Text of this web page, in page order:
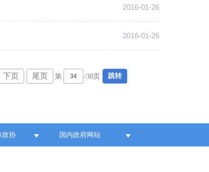
2016-01-26
2016-01-26
下页 尾页 第 /38页 跳转
政协 国内政府网站